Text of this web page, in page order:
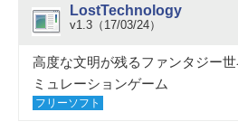
LostTechnology
v1.3（17/03/24）
高度な文明が残るファンタジー
ミュレーションゲーム
フリーソフト